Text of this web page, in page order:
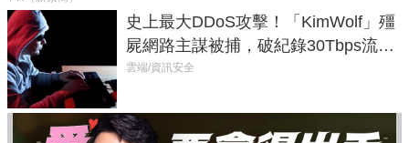
史上最大DDoS攻擊！「KimWolf」殭
屍網路主謀被捕，破紀錄30Tbps流量
癱瘓全球！
雲端/資訊安全